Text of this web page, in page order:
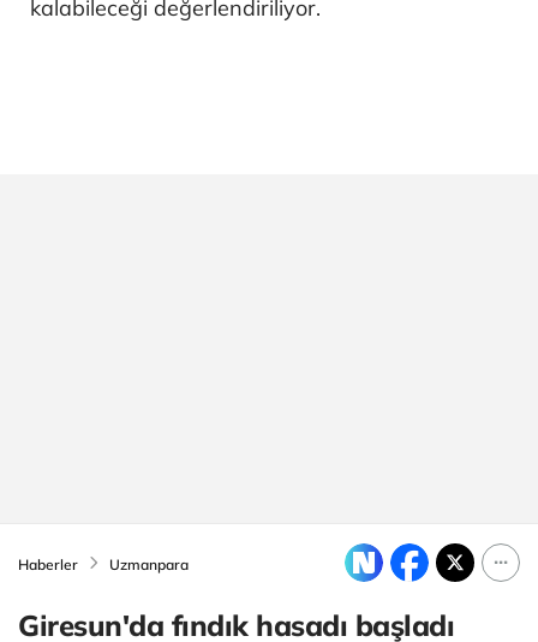
kalabileceği değerlendiriliyor.
Haberler Uzmanpara
Giresun'da fındık hasadı başladı